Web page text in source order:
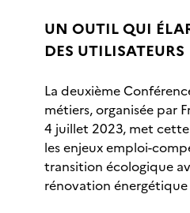
UN OUTIL QUI
DES UTILISATEURS
La deuxième
métiers, organisée par
4 juillet 2023, met cette
les enjeux emploi-
transition écologique
rénovation